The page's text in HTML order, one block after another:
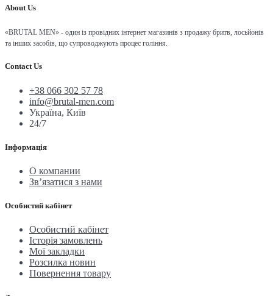
About Us
«BRUTAL MEN» - один із провідних інтернет магазинів з продажу бритв, лосьйонів
та інших засобів, що супроводжують процес гоління.
Contact Us
+38 066 302 57 78
info@brutal-men.com
Україна, Київ
24/7
Інформація
О компании
Зв’язатися з нами
Особистий кабінет
Особистий кабінет
Історія замовлень
Мої закладки
Розсилка новин
Повернення товару